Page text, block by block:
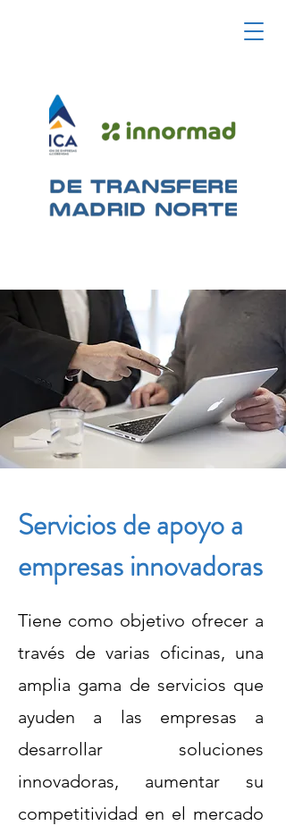
Servicios de apoyo a
empresas innovadoras
Tiene como objetivo ofrecer a
través de varias oficinas, una
amplia gama de servicios que
ayuden a las empresas a
desarrollar soluciones
innovadoras, aumentar su
competitividad en el mercado